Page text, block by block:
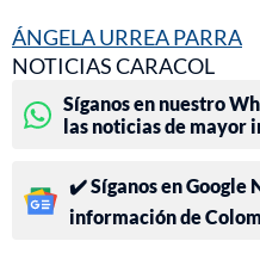
ÁNGELA URREA PARRA
NOTICIAS CARACOL
Síganos en nuestro
las noticias de mayor
✔️ Síganos en Google
información de